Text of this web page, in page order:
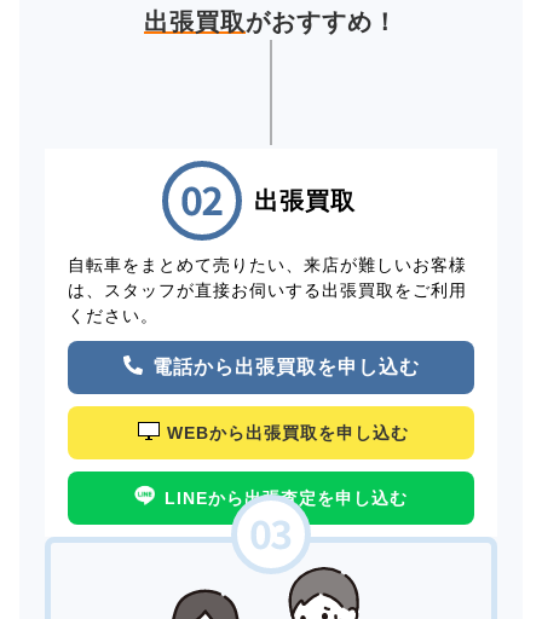
出張買取がおすすめ！
出張買取
自転車をまとめて売りたい、来店が難しいお客様
は、スタッフが直接お伺いする出張買取をご利用
ください。
電話から出張買取を申し込む
WEBから出張買取を申し込む
LINEから出張査定を申し込む